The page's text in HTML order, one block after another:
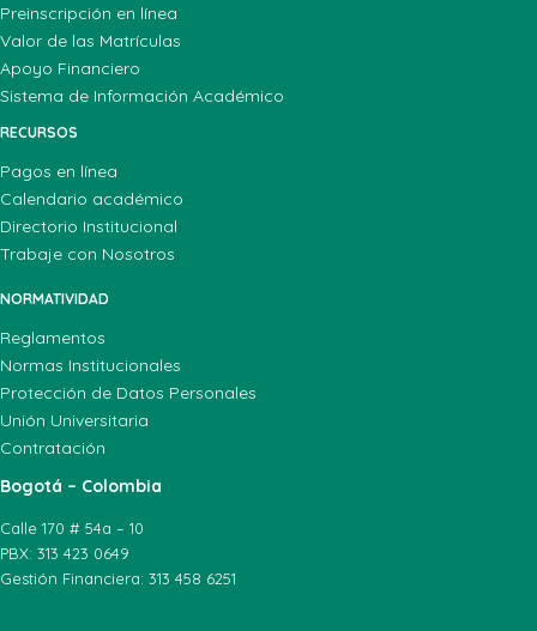
Preinscripción en línea
Valor de las Matrículas
Apoyo Financiero
Sistema de Información Académico
RECURSOS
Pagos en línea
Calendario académico
Directorio Institucional
Trabaje con Nosotros
NORMATIVIDAD
Reglamentos
Normas Institucionales
Protección de Datos Personales
Unión Universitaria
Contratación
Bogotá – Colombia
Calle 170 # 54a – 10
PBX: 313 423 0649
Gestión Financiera: 313 458 6251